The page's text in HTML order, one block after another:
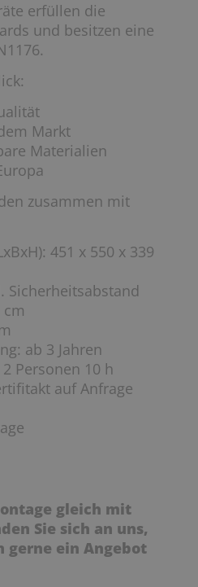
erfüllen die
und besitzen eine
Markt
Materialien
zusammen mit
451 x 550 x 339
Sicherheitsabstand
cm
ab 3 Jahren
Personen 10 h
auf Anfrage
gleich mit
Sie sich an uns,
gerne ein Angebot